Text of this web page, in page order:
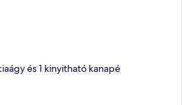
és 1 kinyitható kanapé